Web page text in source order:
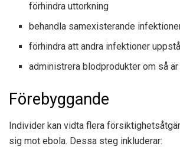
förhindra uttorkning
behandla samexisterande
förhindra att andra infektioner
administrera blodprodukter om så
Förebyggande
Individer kan vidta flera
sig mot ebola. Dessa steg inkluderar: